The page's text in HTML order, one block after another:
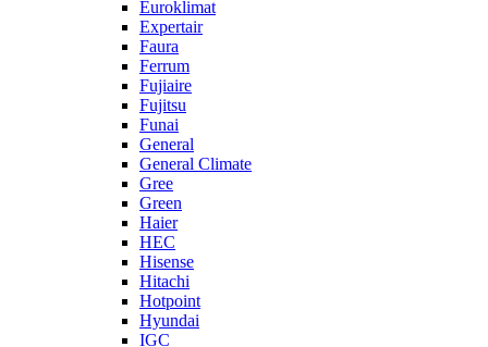
Euroklimat
Expertair
Faura
Ferrum
Fujiaire
Fujitsu
Funai
General
General Climate
Gree
Green
Haier
HEC
Hisense
Hitachi
Hotpoint
Hyundai
IGC